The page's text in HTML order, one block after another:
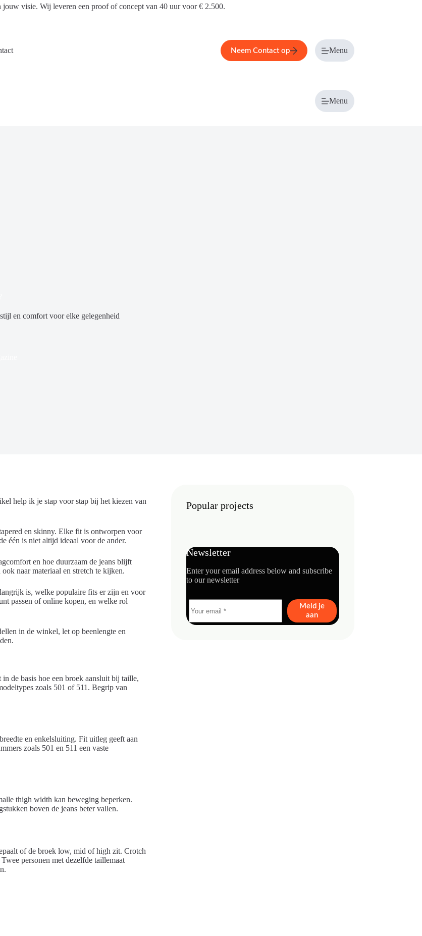
jouw visie. Wij leveren een proof of concept van 40 uur voor € 2.500.
Neem Contact op Menu
Menu
en comfort voor elke gelegenheid
help ik je stap voor stap bij het kiezen van
en skinny. Elke fit is ontworpen voor
één is niet altijd ideaal voor de ander.
en hoe duurzaam de jeans blijft
naar materiaal en stretch te kijken.
is, welke populaire fits er zijn en voor
passen of online kopen, en welke rol
in de winkel, let op beenlengte en
de basis hoe een broek aansluit bij taille,
zoals 501 of 511. Begrip van
en enkelsluiting. Fit uitleg geeft aan
zoals 501 en 511 een vaste
thigh width kan beweging beperken.
boven de jeans beter vallen.
of de broek low, mid of high zit. Crotch
personen met dezelfde taillemaat
Popular projects
Newsletter
Enter your email address below and subscribe
to our newsletter
Meld je
aan